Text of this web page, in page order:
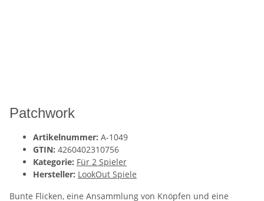
Patchwork
Artikelnummer: A-1049
GTIN: 4260402310756
Kategorie: Für 2 Spieler
Hersteller: LookOut Spiele
Bunte Flicken, eine Ansammlung von Knöpfen und eine